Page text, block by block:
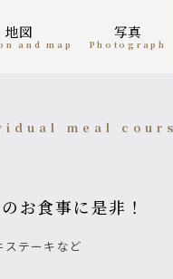
地図
and map
写真
photograph
meal
お食事に是非！
ステーキなど